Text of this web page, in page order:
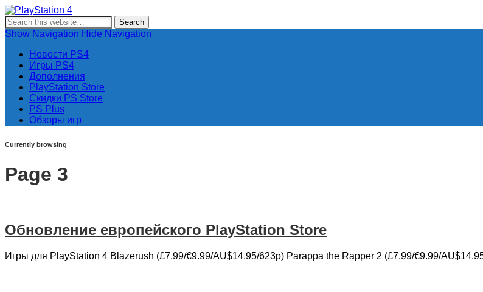
Новости и информация об игровой приставке нового поколения Sony PlayStation 4, новости игр PS4,
Show Navigation Hide Navigation
Новости PS4
Игры PS4
Дополнения
PlayStation Store
Скидки PS Store
PS Plus
Обзоры игр
Currently browsing
Page 3
Обновление европейского PlayStation Store
Игры для PlayStation 4 Blazerush (£7.99/€9.99/AU$14.95/623p) Parappa the Rapper 2 (£7.99/€9.99/